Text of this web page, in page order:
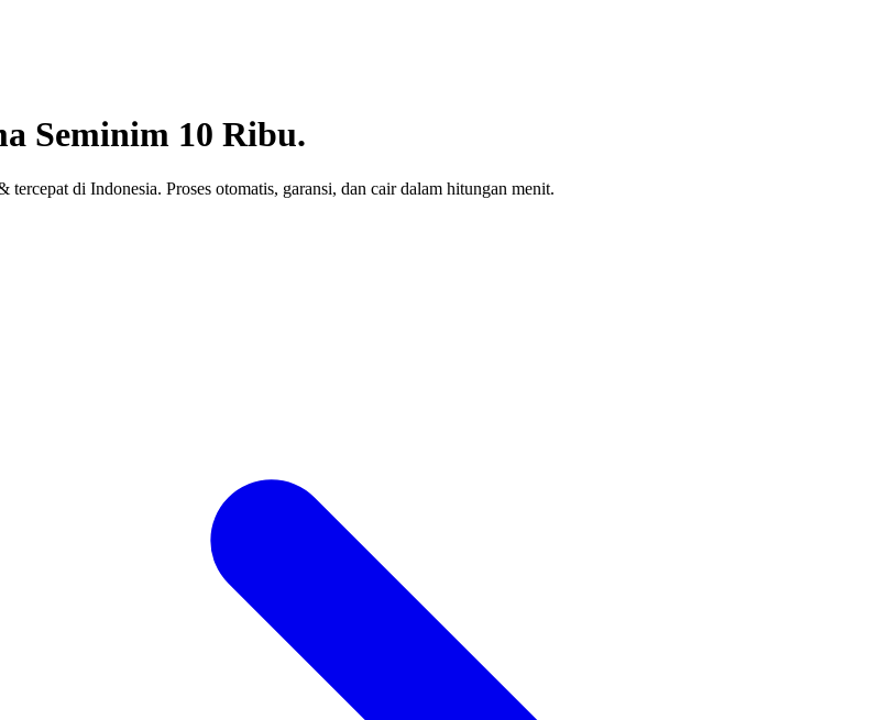
Seminim 10 Ribu.
di Indonesia. Proses otomatis, garansi, dan cair dalam hitungan menit.